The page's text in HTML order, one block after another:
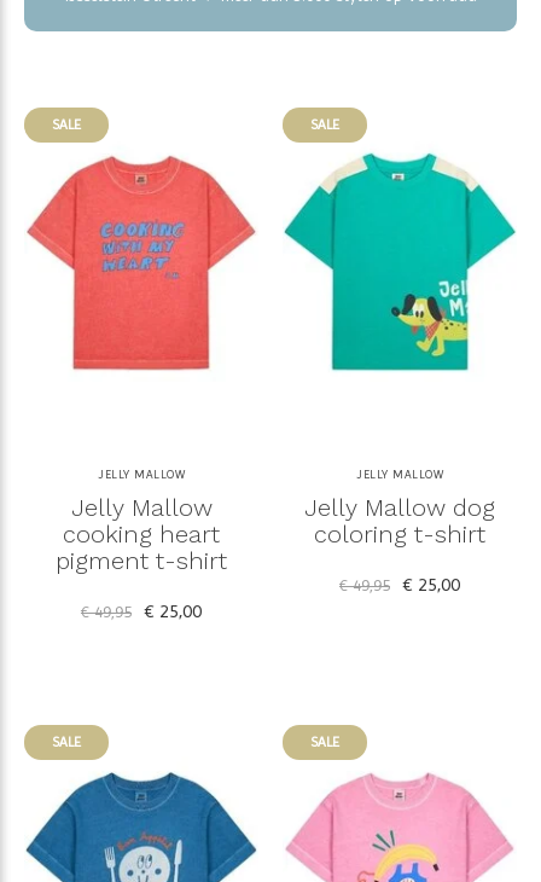
SALE
JELLY MALLOW
Jelly Mallow
cooking heart
pigment t-shirt
€ 49,95 € 25,00
SALE
JELLY MALLOW
Jelly Mallow dog
coloring t-shirt
€ 49,95 € 25,00
SALE SALE